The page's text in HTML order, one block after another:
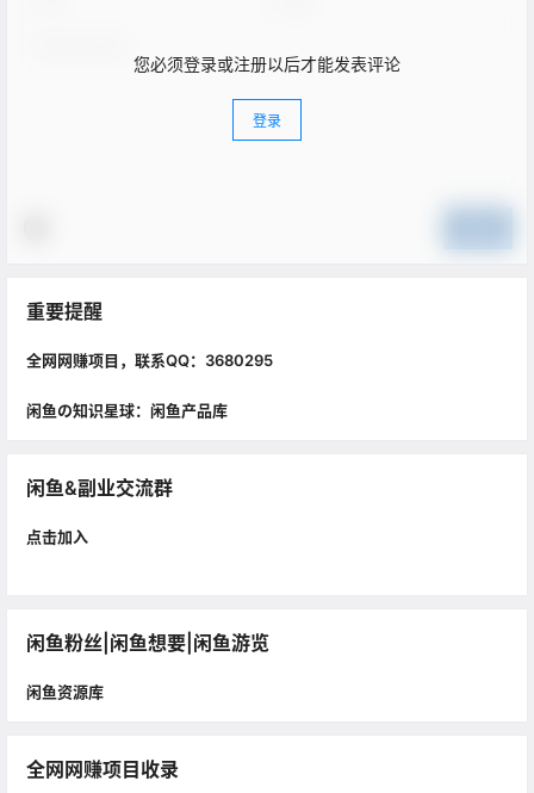
您必须登录或注册以后才能发表评论
登录
重要提醒
全网网赚项目，联系QQ：3680295
闲鱼の知识星球：闲鱼产品库
闲鱼&副业交流群
点击加入
闲鱼粉丝|闲鱼想要|闲鱼游览
闲鱼资源库
全网网赚项目收录